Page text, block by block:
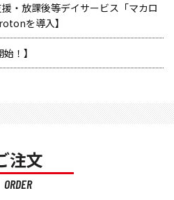
援・放課後等デイサービス「マカロ
を導入】
！】
注文
ORDER